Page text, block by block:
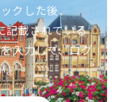
クした後、
記載されている
入力して、ログ
。